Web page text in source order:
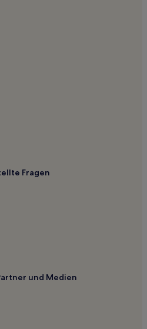
in Hoover
Fragen
und Medien